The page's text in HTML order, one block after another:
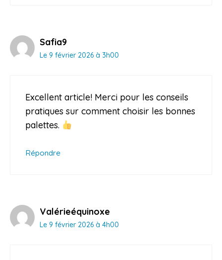
Safia9
Le 9 février 2026 à 3h00
Excellent article! Merci pour les conseils
pratiques sur comment choisir les bonnes
palettes.
Répondre
Valérieéquinoxe
Le 9 février 2026 à 4h00